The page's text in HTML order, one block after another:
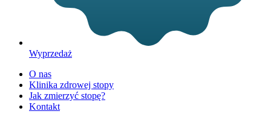
Wyprzedaż
O nas
Klinika zdrowej stopy
Jak zmierzyć stopę?
Kontakt